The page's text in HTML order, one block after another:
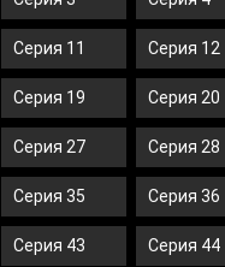
Серия 11 Серия 12
Серия 19 Серия 20
Серия 27 Серия 28
Серия 35 Серия 36
Серия 43 Серия 44